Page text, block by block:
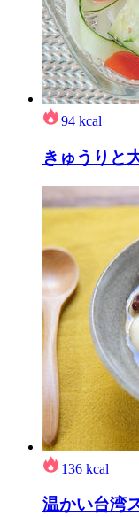
94 kcal
きゅうりと
136 kcal
温かい台湾